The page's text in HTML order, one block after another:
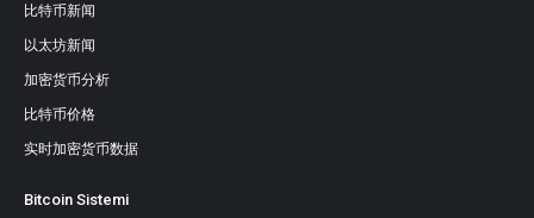
比特币新闻
以太坊新闻
加密货币分析
比特币价格
实时加密货币数据
Bitcoin Sistemi